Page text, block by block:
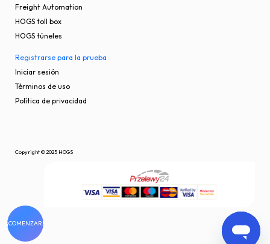
Freight Automation
HOGS toll box
HOGS túneles
Registrarse para la prueba
Iniciar sesión
Términos de uso
Política de privacidad
Copyright © 2025 HOGS
¡COMENZAR!